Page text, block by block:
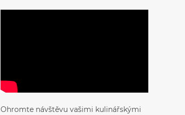
Ohromte návštěvu vašimi kulinářskými